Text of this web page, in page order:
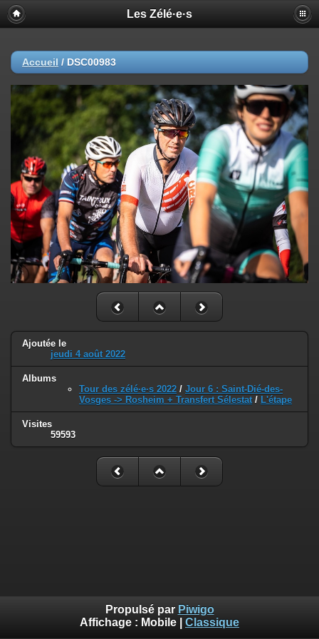
Les Zélé·e·s
Accueil / DSC00983
Ajoutée le
jeudi 4 août 2022
Albums
Tour des zélé·e·s 2022 / Jour 6 : Saint-Dié-des-
Vosges -> Rosheim + Transfert Sélestat / L'étape
Visites
59593
Propulsé par Piwigo
Affichage : Mobile Classique